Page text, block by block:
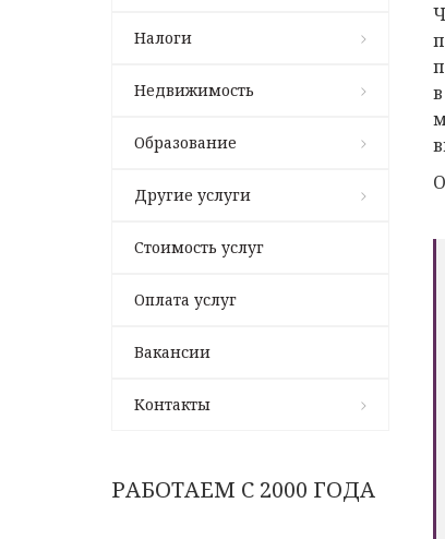
Налоги
Недвижимость
Образование
Другие услуги
Стоимость услуг
Оплата услуг
Вакансии
Контакты
РАБОТАЕМ С 2000 ГОДА